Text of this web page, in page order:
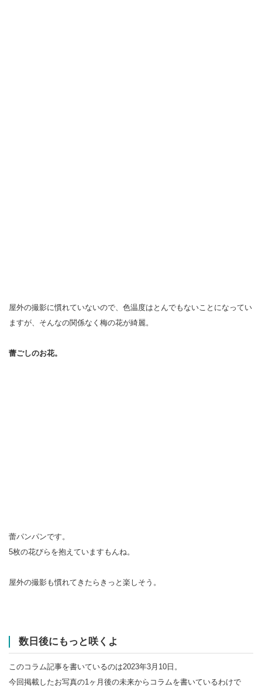
屋外の撮影に慣れていないので、色温度はとんでもないことになってい
ますが、そんなの関係なく梅の花が綺麗。
蕾ごしのお花。
蕾パンパンです。
5枚の花びらを抱えていますもんね。
屋外の撮影も慣れてきたらきっと楽しそう。
数日後にもっと咲くよ
このコラム記事を書いているのは2023年3月10日。
今回掲載したお写真の1ヶ月後の未来からコラムを書いているわけで